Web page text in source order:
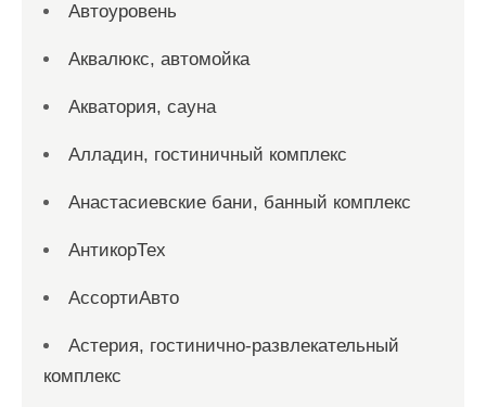
Автоуровень
Аквалюкс, автомойка
Акватория, сауна
Алладин, гостиничный комплекс
Анастасиевские бани, банный комплекс
АнтикорТех
АссортиАвто
Астерия, гостинично-развлекательный
комплекс